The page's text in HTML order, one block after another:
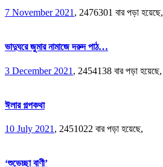
7 November 2021 , 2476301 বার পড়া হয়েছে,
ভাদুঘরে জুমার নামাজে দরুদ পাঠ…
3 December 2021 , 2454138 বার পড়া হয়েছে,
ঈলার গল্পকথা
10 July 2021 , 2451022 বার পড়া হয়েছে,
‘শুভেচ্ছা বাণী’